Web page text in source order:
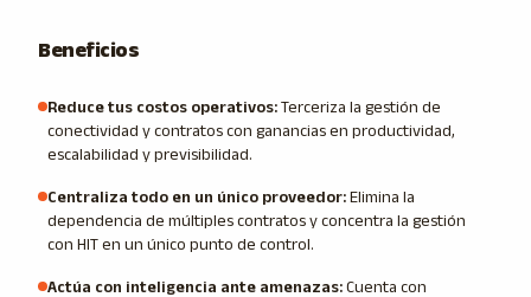
Beneficios
Reduce tus costos operativos:Terceriza la gestión de
conectividad y contratos con ganancias en productividad,
escalabilidad y previsibilidad.
Centraliza todo en un único proveedor:Elimina la
dependencia de múltiples contratos y concentra la gestión
con HIT en un único punto de control.
Actúa con inteligencia ante amenazas:Cuenta con